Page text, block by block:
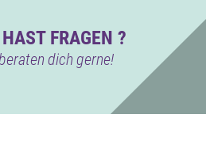
FRAGEN ?
dich gerne!